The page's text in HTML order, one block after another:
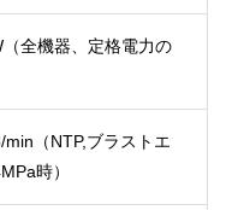
全機器、定格電力の
/min（NTP,ブラストエ
時）